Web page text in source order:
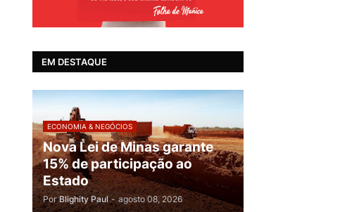
EM DESTAQUE
ECONOMIA & NEGÓCIOS
Nova Lei de Minas garante
15% de participação ao
Estado
Por Blighity Paul - agosto 08, 2026